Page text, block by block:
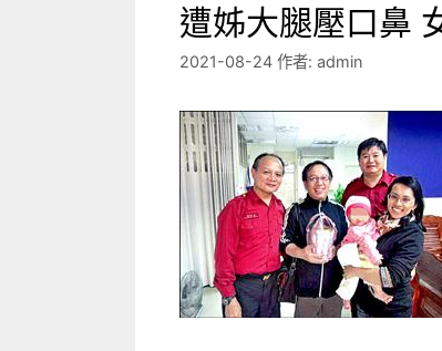
遭姊大腿壓口鼻
2021-08-24 作者: admin